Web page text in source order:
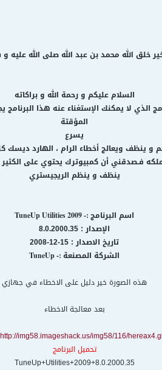
خلق الله محمد بن عبد الله صلى الله
السلام عليكم و رحمة الله و براكاته
الذي لا يمكنك الإستغناء عنه هذا
المؤقتة
يسرع
و ينظف ويعالج أخطاء الرام ، الهارد
فـصدقني أن كمبيوترك يحتوي على
ينظف و ينظم الريجيستري
اسم البرنامج :- TuneUp Utilities 2009
الإصدار : 8.0.2000.35
تاريخ الاصدار : 15-12-2008
الشركة المصنعة :- TuneUp
هذه الصورة خير دليل على الاخطاء في جهازي
بعد معالجة الاخطاء
تحميل البرنامج
TuneUp+Utilities+2009+8.0.2000.35